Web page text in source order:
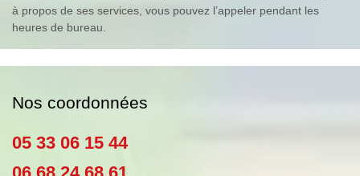
à propos de ses services, vous pouvez l’appeler pendant les
heures de bureau.
Nos coordonnées
05 33 06 15 44